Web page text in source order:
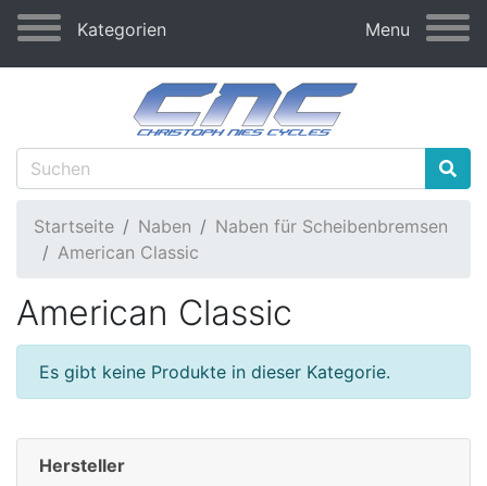
Kategorien Menu
Startseite Naben
Naben für Scheibenbremsen
American Classic
American Classic
Es gibt keine Produkte in dieser Kategorie.
Hersteller